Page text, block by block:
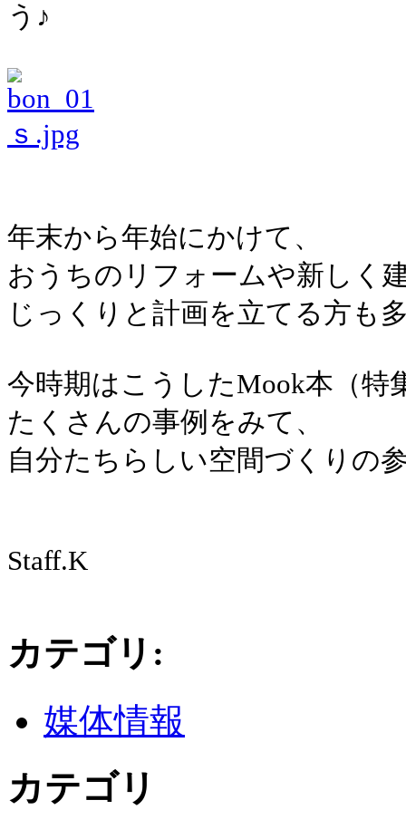
う♪
年末から年始にかけて、
おうちのリフォームや新しく
じっくりと計画を立てる方も
今時期はこうしたMook本（特
たくさんの事例をみて、
自分たちらしい空間づくりの
Staff.K
カテゴリ :
媒体情報
カテゴリ